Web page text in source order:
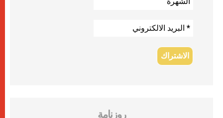
روزنامة